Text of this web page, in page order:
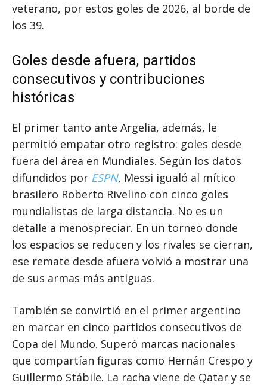
veterano, por estos goles de 2026, al borde de
los 39.
Goles desde afuera, partidos
consecutivos y contribuciones
históricas
El primer tanto ante Argelia, además, le
permitió empatar otro registro: goles desde
fuera del área en Mundiales. Según los datos
difundidos por ESPN, Messi igualó al mítico
brasilero Roberto Rivelino con cinco goles
mundialistas de larga distancia. No es un
detalle a menospreciar. En un torneo donde
los espacios se reducen y los rivales se cierran,
ese remate desde afuera volvió a mostrar una
de sus armas más antiguas.
También se convirtió en el primer argentino
en marcar en cinco partidos consecutivos de
Copa del Mundo. Superó marcas nacionales
que compartían figuras como Hernán Crespo y
Guillermo Stábile. La racha viene de Qatar y se